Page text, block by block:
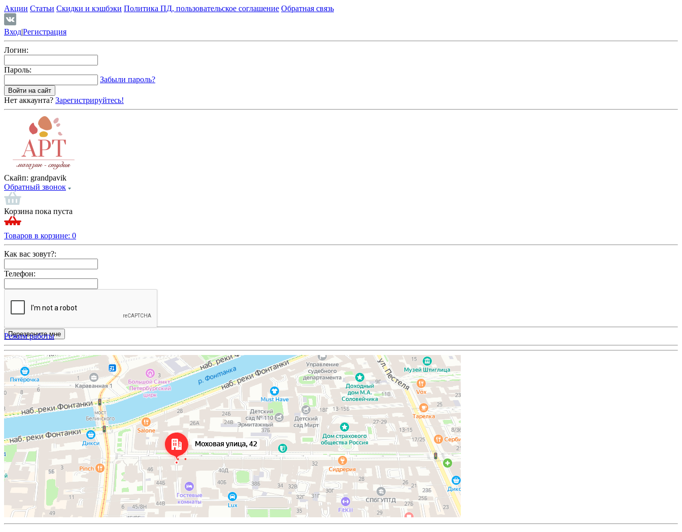
Акции Статьи Скидки и кэшбэки Политика ПД, пользовательское соглашение Обратная связь
Вход|Регистрация
Логин:
Пароль:
Забыли пароль?
Нет аккаунта? Зарегистрируйтесь!
Скайп: grandpavik
Обратный звонок
Корзина пока пуста
Товаров в корзине: 0
Как вас зовут?:
Телефон:
Режим работы